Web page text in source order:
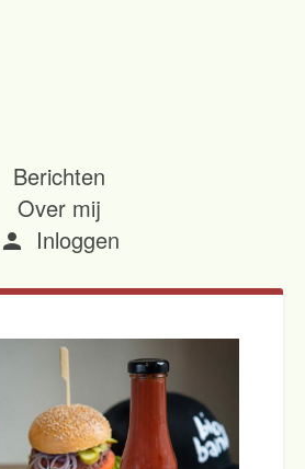
Berichten
Over mij
person Inloggen